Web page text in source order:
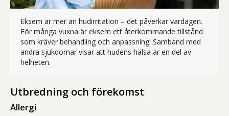
Eksem är mer än hudirritation – det påverkar vardagen.
För många vuxna är eksem ett återkommande tillstånd
som kräver behandling och anpassning. Samband med
andra sjukdomar visar att hudens hälsa är en del av
helheten.
Utbredning och förekomst
Allergi